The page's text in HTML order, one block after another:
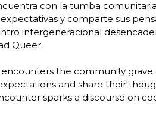
con la tumba
y comparte sus
intergeneracional
Queer.
the community grave
and share their
sparks a discourse on